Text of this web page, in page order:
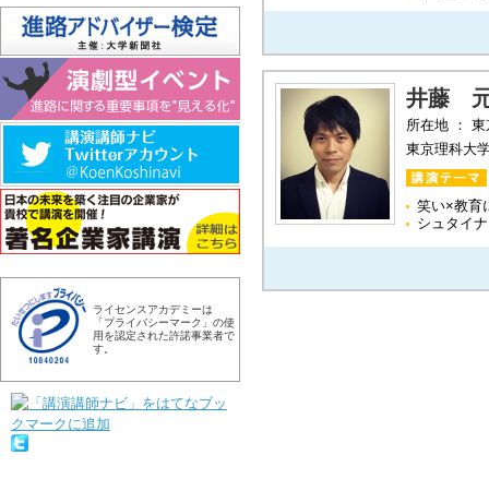
ライセンスアカデミーは
「プライバシーマーク」の使
用を認定された許諾事業者で
す。
井藤
所在地 ：
東京理科大
笑い×教育
シュタイ